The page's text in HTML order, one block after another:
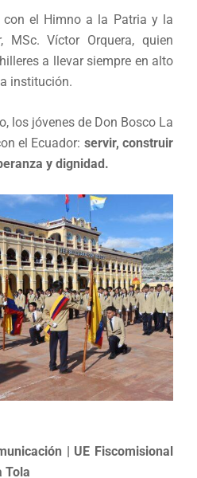
con el Himno a la Patria y la
MSc. Víctor Orquera, quien
a llevar siempre en alto
institución.
los jóvenes de Don Bosco La
el Ecuador: servir, construir
y dignidad.
| UE Fiscomisional
Tola